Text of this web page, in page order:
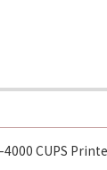
CUPS